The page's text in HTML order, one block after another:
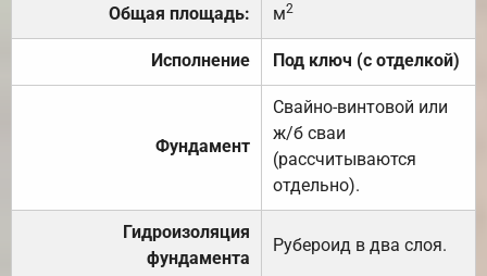
Общая площадь: м2
Исполнение Под ключ (с отделкой)
Фундамент
Свайно-винтовой или
ж/б сваи
(рассчитываются
отдельно).
Гидроизоляция
фундамента
Рубероид в два слоя.